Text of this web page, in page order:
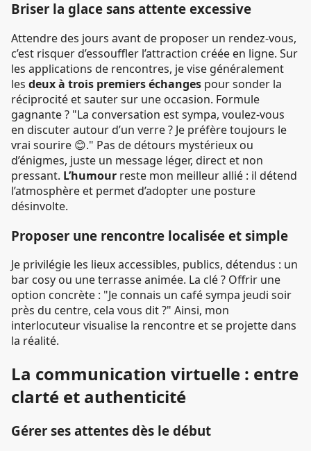
Briser la glace sans attente excessive
Attendre des jours avant de proposer un rendez-vous,
c’est risquer d’essouffler l’attraction créée en ligne. Sur
les applications de rencontres, je vise généralement
les deux à trois premiers échanges pour sonder la
réciprocité et sauter sur une occasion. Formule
gagnante ? "La conversation est sympa, voulez-vous
en discuter autour d’un verre ? Je préfère toujours le
vrai sourire 😊." Pas de détours mystérieux ou
d’énigmes, juste un message léger, direct et non
pressant. L’humour reste mon meilleur allié : il détend
l’atmosphère et permet d’adopter une posture
désinvolte.
Proposer une rencontre localisée et simple
Je privilégie les lieux accessibles, publics, détendus : un
bar cosy ou une terrasse animée. La clé ? Offrir une
option concrète : "Je connais un café sympa jeudi soir
près du centre, cela vous dit ?" Ainsi, mon
interlocuteur visualise la rencontre et se projette dans
la réalité.
La communication virtuelle : entre
clarté et authenticité
Gérer ses attentes dès le début